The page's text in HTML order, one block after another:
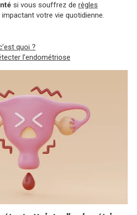
si vous souffrez de règles
impactant votre vie quotidienne.
quoi ?
l’endométriose